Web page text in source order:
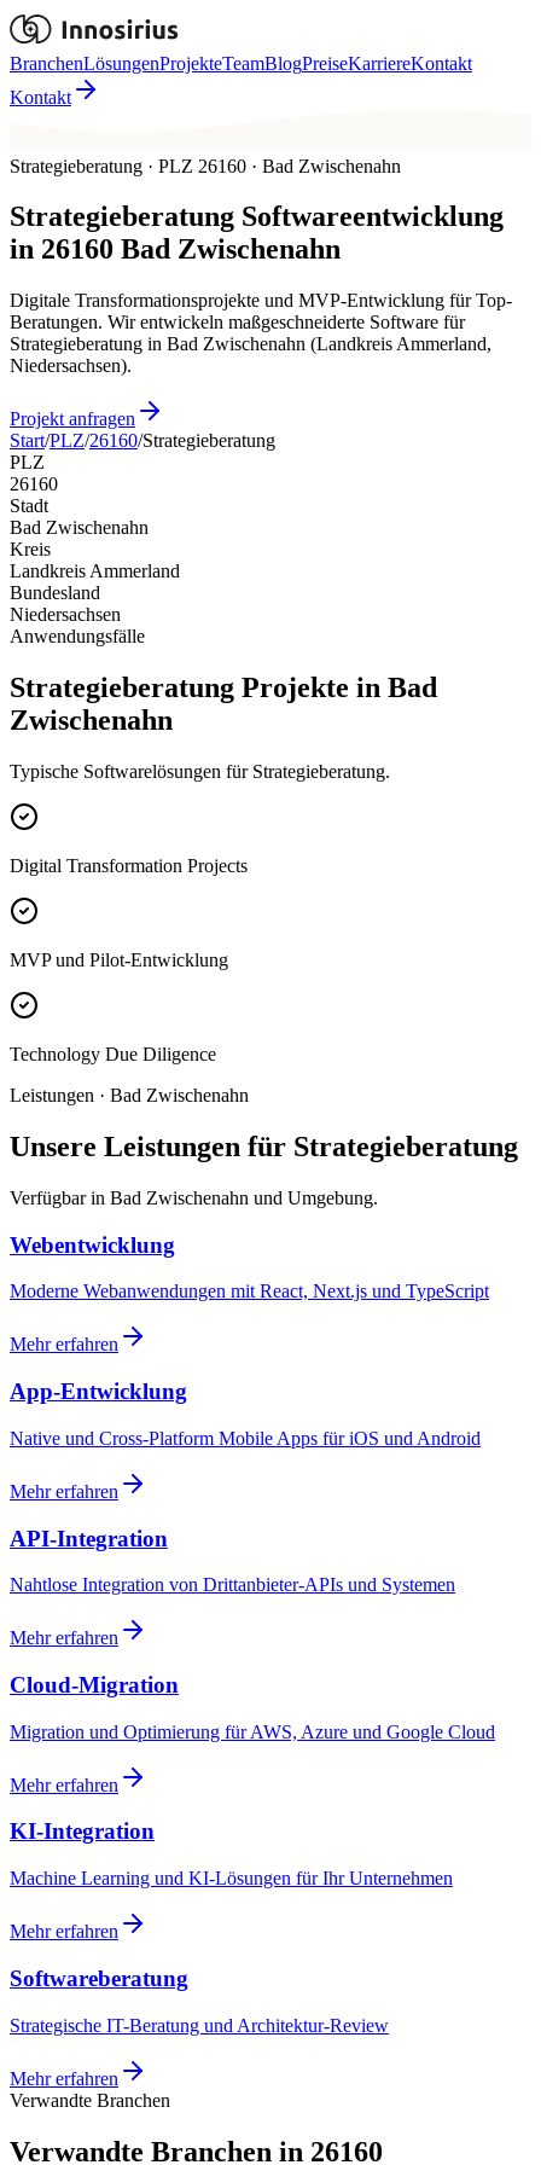
BranchenLösungenProjekteTeamBlogPreiseKarriereKontakt
Kontakt
Strategieberatung · PLZ 26160 · Bad Zwischenahn
Strategieberatung Softwareentwicklung
in 26160 Bad Zwischenahn
Digitale Transformationsprojekte und MVP-Entwicklung für Top-
Beratungen. Wir entwickeln maßgeschneiderte Software für
Strategieberatung in Bad Zwischenahn (Landkreis Ammerland,
Niedersachsen).
Projekt anfragen
Start/PLZ/26160/Strategieberatung
PLZ
26160
Stadt
Bad Zwischenahn
Kreis
Landkreis Ammerland
Bundesland
Niedersachsen
Anwendungsfälle
Strategieberatung Projekte in Bad
Zwischenahn
Typische Softwarelösungen für Strategieberatung.
Digital Transformation Projects
MVP und Pilot-Entwicklung
Technology Due Diligence
Leistungen · Bad Zwischenahn
Unsere Leistungen für Strategieberatung
Verfügbar in Bad Zwischenahn und Umgebung.
Webentwicklung
Moderne Webanwendungen mit React, Next.js und TypeScript
Mehr erfahren
App-Entwicklung
Native und Cross-Platform Mobile Apps für iOS und Android
Mehr erfahren
API-Integration
Nahtlose Integration von Drittanbieter-APIs und Systemen
Mehr erfahren
Cloud-Migration
Migration und Optimierung für AWS, Azure und Google Cloud
Mehr erfahren
KI-Integration
Machine Learning und KI-Lösungen für Ihr Unternehmen
Mehr erfahren
Softwareberatung
Strategische IT-Beratung und Architektur-Review
Mehr erfahren
Verwandte Branchen
Verwandte Branchen in 26160